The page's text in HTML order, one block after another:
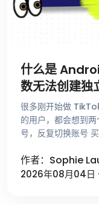
什么是
数无法创建独
很多刚开始做
的用户，都会想到
号，反复切换账号
作者：Sophie
2026年08月04日